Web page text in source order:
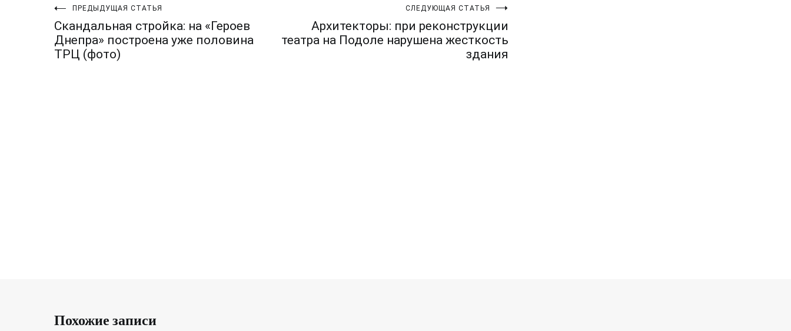
Навигация
по
ПРЕДЫДУЩАЯ СТАТЬЯ
Скандальная стройка: на «Героев
Днепра» построена уже половина
ТРЦ (фото)
СЛЕДУЮЩАЯ СТАТЬЯ
Архитекторы: при реконструкции
театра на Подоле нарушена жесткость
здания
Похожие записи